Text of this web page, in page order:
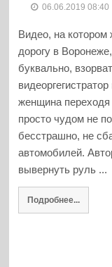
06.06.2019 08:40
Видео, на
дорогу в
буквально,
женщина переходя
просто чудом не
бесстрашно, не
автомобилей.
вывернуть руль ...
Подробнее...